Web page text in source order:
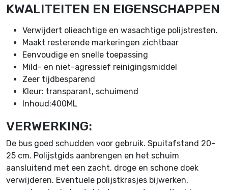
KWALITEITEN EN EIGENSCHAPPEN
Verwijdert olieachtige en wasachtige polijstresten.
Maakt resterende markeringen zichtbaar
Eenvoudige en snelle toepassing
Mild- en niet-agressief reinigingsmiddel
Zeer tijdbesparend
Kleur: transparant, schuimend
Inhoud:400ML
VERWERKING:
De bus goed schudden voor gebruik. Spuitafstand 20-
25 cm. Polijstgids aanbrengen en het schuim
aansluitend met een zacht, droge en schone doek
verwijderen. Eventuele polijstkrasjes bijwerken,